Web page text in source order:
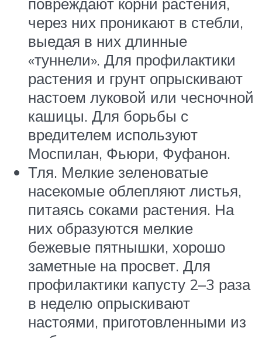
через них проникают в стебли,
выедая в них длинные
«туннели». Для профилактики
растения и грунт опрыскивают
настоем луковой или чесночной
кашицы. Для борьбы с
вредителем используют
Моспилан, Фьюри, Фуфанон.
Тля. Мелкие зеленоватые
насекомые облепляют листья,
питаясь соками растения. На
них образуются мелкие
бежевые пятнышки, хорошо
заметные на просвет. Для
профилактики капусту 2–3 раза
в неделю опрыскивают
настоями, приготовленными из